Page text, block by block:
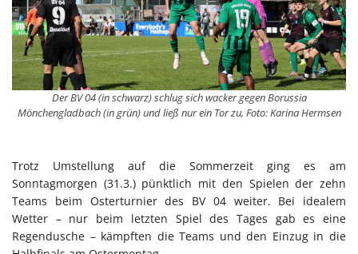
Der BV 04 (in schwarz) schlug sich wacker gegen Borussia
Mönchengladbach (in grün) und ließ nur ein Tor zu, Foto: Karina Hermsen
Trotz Umstellung auf die Sommerzeit ging es am
Sonntagmorgen (31.3.) pünktlich mit den Spielen der zehn
Teams beim Osterturnier des BV 04 weiter. Bei idealem
Wetter – nur beim letzten Spiel des Tages gab es eine
Regendusche – kämpften die Teams und den Einzug in die